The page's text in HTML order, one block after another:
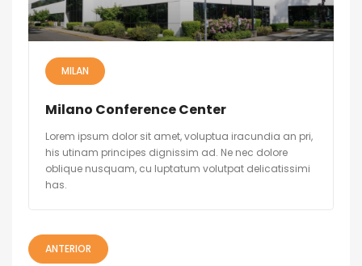
MILAN
Milano Conference Center
Lorem ipsum dolor sit amet, voluptua iracundia an pri,
his utinam principes dignissim ad. Ne nec dolore
oblique nusquam, cu luptatum volutpat delicatissimi
has.
ANTERIOR